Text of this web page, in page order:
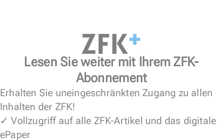
Lesen Sie weiter mit Ihrem ZFK-
Abonnement
Erhalten Sie uneingeschränkten Zugang zu allen
Inhalten der ZFK!
✓ Vollzugriff auf alle ZFK-Artikel und das digitale
ePaper